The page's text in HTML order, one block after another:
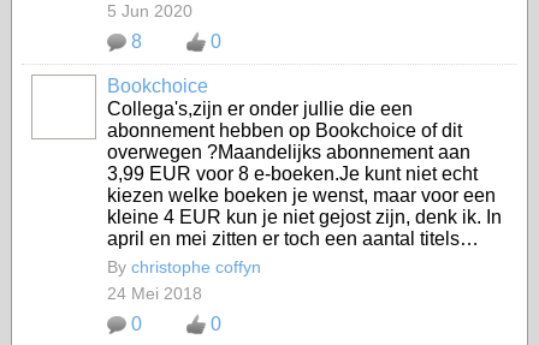
5 Jun 2020
8 0
Bookchoice
Collega's,zijn er onder jullie die een
abonnement hebben op Bookchoice of dit
overwegen ?Maandelijks abonnement aan
3,99 EUR voor 8 e-boeken.Je kunt niet echt
kiezen welke boeken je wenst, maar voor een
kleine 4 EUR kun je niet gejost zijn, denk ik. In
april en mei zitten er toch een aantal titels…
By christophe coffyn
24 Mei 2018
0 0